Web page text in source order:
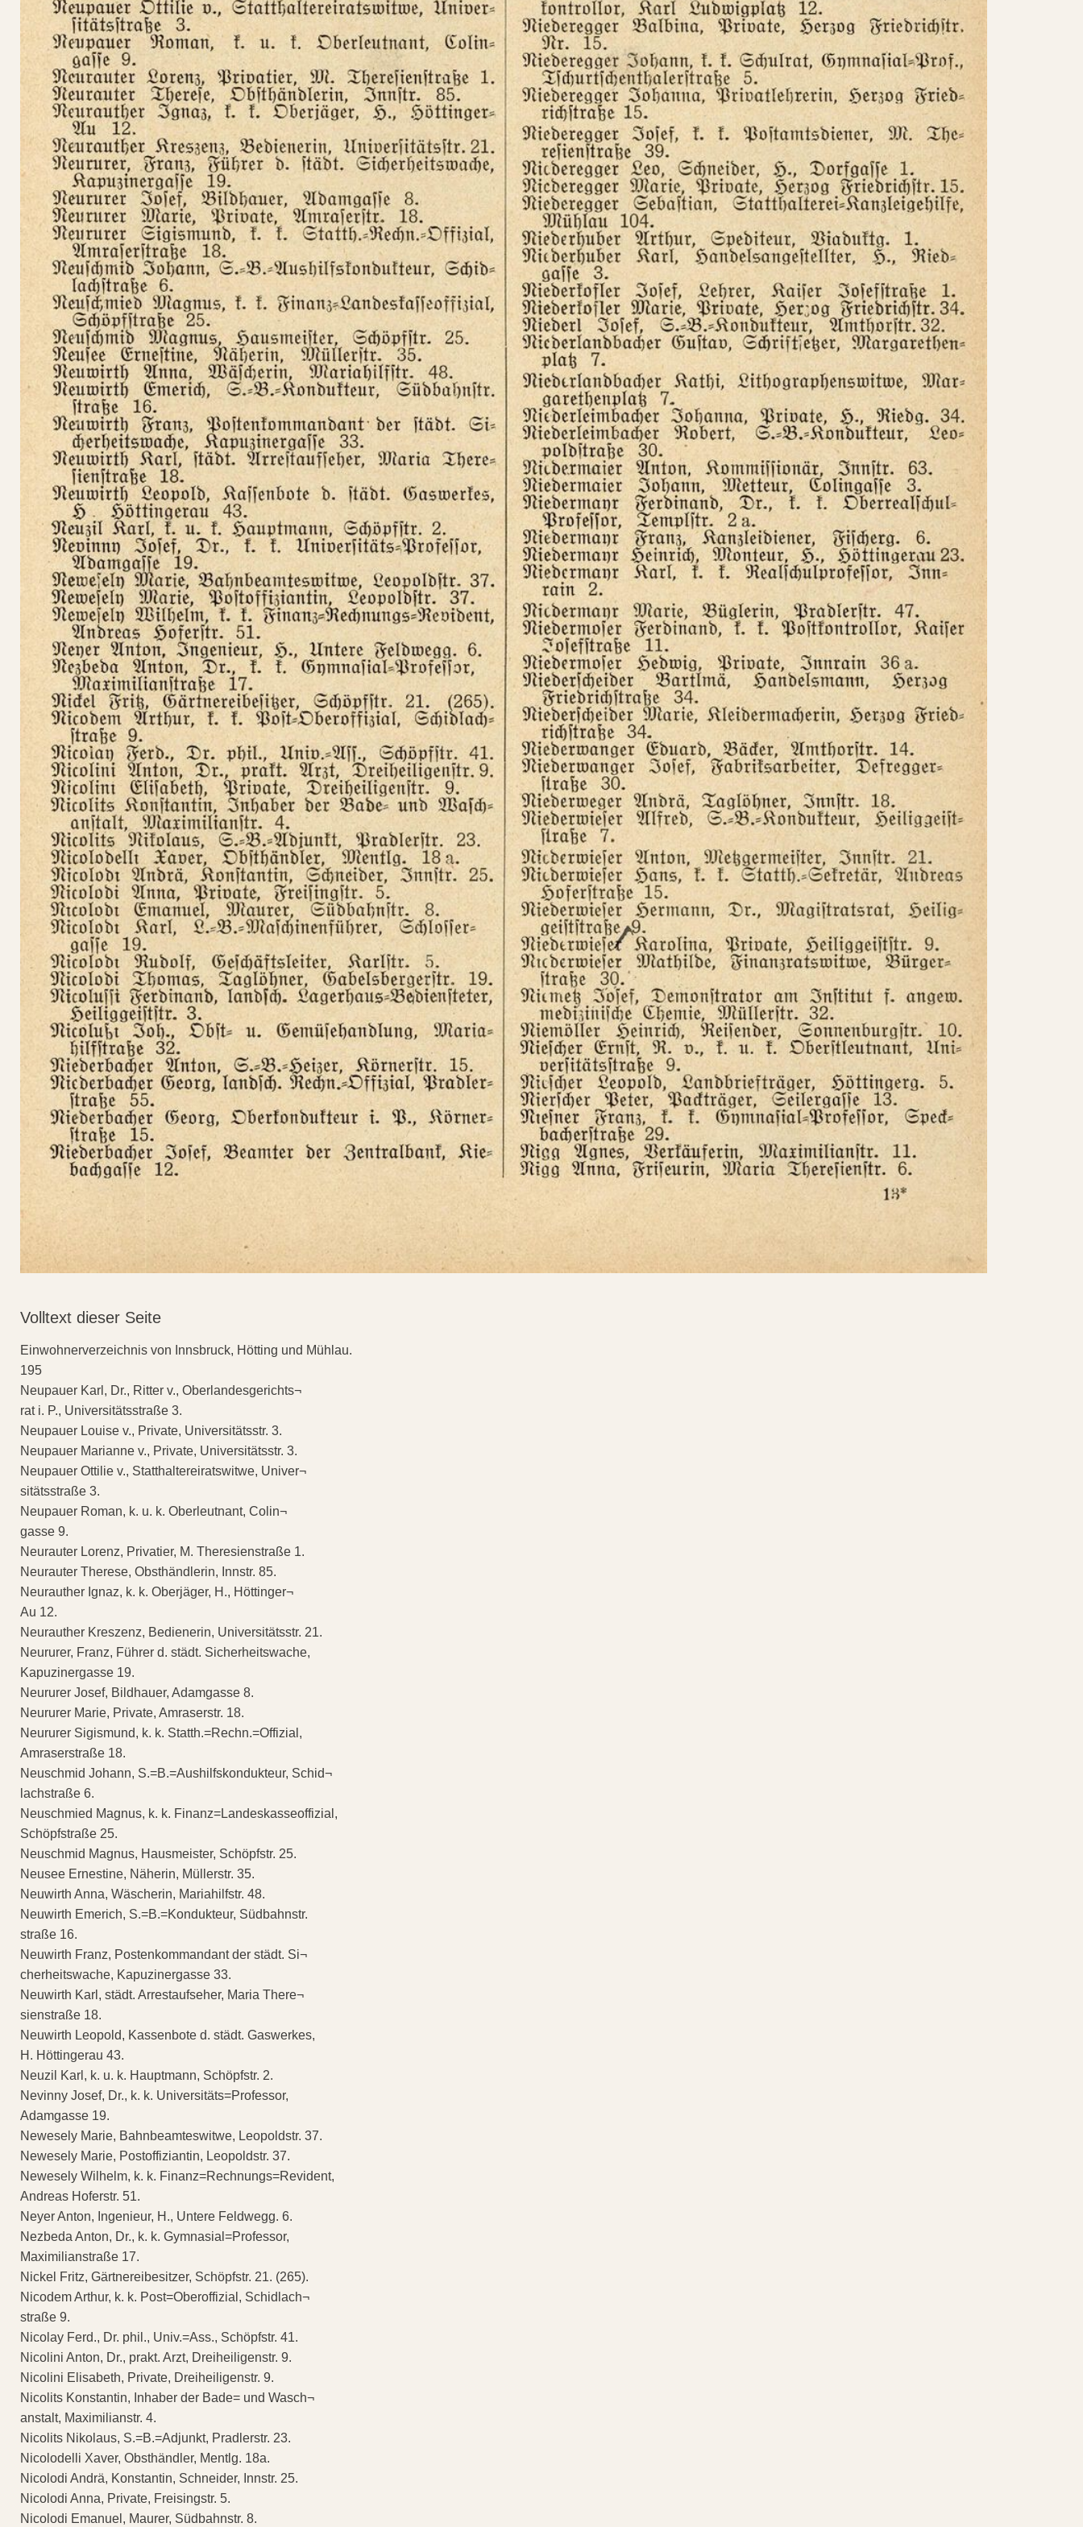
Volltext dieser Seite
Einwohnerverzeichnis von Innsbruck, Hötting und Mühlau.
195
Neupauer Karl, Dr., Ritter v., Oberlandesgerichts¬
rat i. P., Universitätsstraße 3.
Neupauer Louise v., Private, Universitätsstr. 3.
Neupauer Marianne v., Private, Universitätsstr. 3.
Neupauer Ottilie v., Statthaltereiratswitwe, Univer¬
sitätsstraße 3.
Neupauer Roman, k. u. k. Oberleutnant, Colin¬
gasse 9.
Neurauter Lorenz, Privatier, M. Theresienstraße 1.
Neurauter Therese, Obsthändlerin, Innstr. 85.
Neurauther Ignaz, k. k. Oberjäger, H., Höttinger¬
Au 12.
Neurauther Kreszenz, Bedienerin, Universitätsstr. 21.
Neururer, Franz, Führer d. städt. Sicherheitswache,
Kapuzinergasse 19.
Neururer Josef, Bildhauer, Adamgasse 8.
Neururer Marie, Private, Amraserstr. 18.
Neururer Sigismund, k. k. Statth.=Rechn.=Offizial,
Amraserstraße 18.
Neuschmid Johann, S.=B.=Aushilfskondukteur, Schid¬
lachstraße 6.
Neuschmied Magnus, k. k. Finanz=Landeskasseoffizial,
Schöpfstraße 25.
Neuschmid Magnus, Hausmeister, Schöpfstr. 25.
Neusee Ernestine, Näherin, Müllerstr. 35.
Neuwirth Anna, Wäscherin, Mariahilfstr. 48.
Neuwirth Emerich, S.=B.=Kondukteur, Südbahnstr.
straße 16.
Neuwirth Franz, Postenkommandant der städt. Si¬
cherheitswache, Kapuzinergasse 33.
Neuwirth Karl, städt. Arrestaufseher, Maria There¬
sienstraße 18.
Neuwirth Leopold, Kassenbote d. städt. Gaswerkes,
H. Höttingerau 43.
Neuzil Karl, k. u. k. Hauptmann, Schöpfstr. 2.
Nevinny Josef, Dr., k. k. Universitäts=Professor,
Adamgasse 19.
Newesely Marie, Bahnbeamteswitwe, Leopoldstr. 37.
Newesely Marie, Postoffiziantin, Leopoldstr. 37.
Newesely Wilhelm, k. k. Finanz=Rechnungs=Revident,
Andreas Hoferstr. 51.
Neyer Anton, Ingenieur, H., Untere Feldwegg. 6.
Nezbeda Anton, Dr., k. k. Gymnasial=Professor,
Maximilianstraße 17.
Nickel Fritz, Gärtnereibesitzer, Schöpfstr. 21. (265).
Nicodem Arthur, k. k. Post=Oberoffizial, Schidlach¬
straße 9.
Nicolay Ferd., Dr. phil., Univ.=Ass., Schöpfstr. 41.
Nicolini Anton, Dr., prakt. Arzt, Dreiheiligenstr. 9.
Nicolini Elisabeth, Private, Dreiheiligenstr. 9.
Nicolits Konstantin, Inhaber der Bade= und Wasch¬
anstalt, Maximilianstr. 4.
Nicolits Nikolaus, S.=B.=Adjunkt, Pradlerstr. 23.
Nicolodelli Xaver, Obsthändler, Mentlg. 18a.
Nicolodi Andrä, Konstantin, Schneider, Innstr. 25.
Nicolodi Anna, Private, Freisingstr. 5.
Nicolodi Emanuel, Maurer, Südbahnstr. 8.